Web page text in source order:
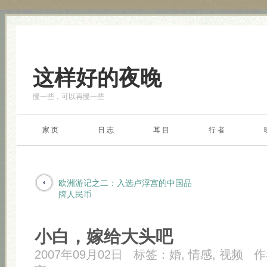
这样好的夜晚
慢一些，可以再慢一些
家 页 日 志 耳 目 行 者
欧洲游记之二：入选卢浮宫的中国品
牌人民币
小白，嫁给大头吧
2007年09月02日 标签： 婚,情感, 视频